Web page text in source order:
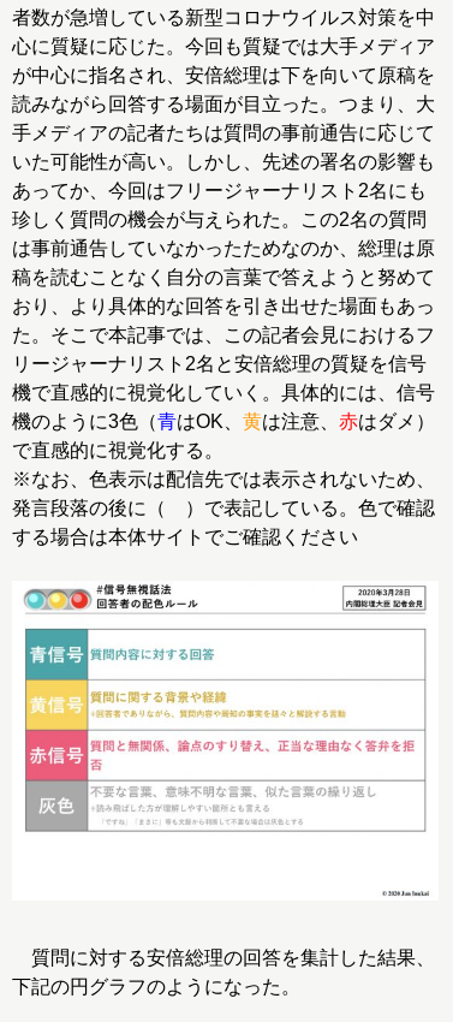
者数が急増している新型コロナウイルス対策を中
心に質疑に応じた。今回も質疑では大手メディア
が中心に指名され、安倍総理は下を向いて原稿を
読みながら回答する場面が目立った。つまり、大
手メディアの記者たちは質問の事前通告に応じて
いた可能性が高い。しかし、先述の署名の影響も
あってか、今回はフリージャーナリスト2名にも
珍しく質問の機会が与えられた。この2名の質問
は事前通告していなかったためなのか、総理は原
稿を読むことなく自分の言葉で答えようと努めて
おり、より具体的な回答を引き出せた場面もあっ
た。そこで本記事では、この記者会見におけるフ
リージャーナリスト2名と安倍総理の質疑を信号
機で直感的に視覚化していく。具体的には、信号
機のように3色（青はOK、 黄は注意、 赤はダメ）
で直感的に視覚化する。
※なお、色表示は配信先では表示されないため、
発言段落の後に（ ）で表記している。色で確認
する場合は本体サイトでご確認ください
質問に対する安倍総理の回答を集計した結果、
下記の円グラフのようになった。